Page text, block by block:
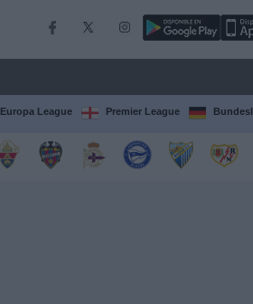
Europa League Premier League